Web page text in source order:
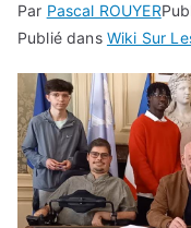
Par Pascal ROUYER
Publié dans Wiki Sur